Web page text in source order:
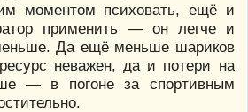
моментом психовать, ещё и
применить — он легче и
Да ещё меньше шариков
неважен, да и потери на
— в погоне за спортивным